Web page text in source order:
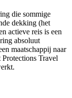
die sommige
dekking (het
actieve reis is een
absoluut
maatschappij naar
Travel